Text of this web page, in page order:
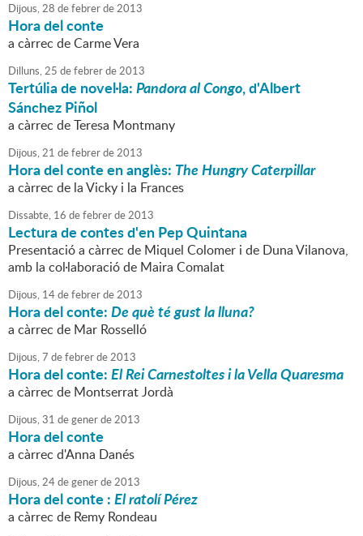
Dijous,28 defebrerde2013
Hora del conte
a càrrec de Carme Vera
Dilluns,25 defebrerde2013
Tertúlia de novel·la:Pandora al Congo, d'Albert
Sánchez Piñol
a càrrec de Teresa Montmany
Dijous,21 defebrerde2013
Hora del conte en anglès: The Hungry Caterpillar
a càrrec de la Vicky i la Frances
Dissabte, 16 defebrerde2013
Lectura de contes d'en Pep Quintana
Presentació a càrrec de Miquel Colomer i de Duna Vilanova,
amb la col·laboració de Maira Comalat
Dijous, 14defebrerde2013
Hora del conte:De què té gust la lluna?
a càrrec de Mar Rosselló
Dijous,7 defebrerde2013
Hora del conte:El Rei Carnestoltes i la Vella Quaresma
a càrrec de Montserrat Jordà
Dijous,31 degenerde2013
Hora del conte
a càrrec d'Anna Danés
Dijous,24degenerde2013
Hora del conte :El ratolí Pérez
a càrrec de Remy Rondeau